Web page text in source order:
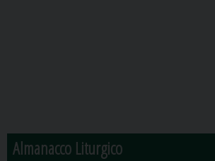
Almanacco Liturgico